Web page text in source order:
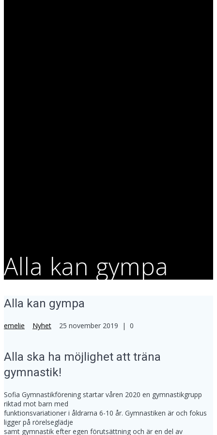
Alla kan gympa
Alla kan gympa
emelie Nyhet 25 november 2019 | 0
Alla ska ha möjlighet att träna
gymnastik!
Sofia Gymnastikförening startar våren 2020 en gymnastikgrupp
riktad mot barn med
funktionsvariationer i åldrarna 6-10 år. Gymnastiken är och fokus
ligger på rörelseglädje
samt gymnastik efter egen förutsättning och är en del av